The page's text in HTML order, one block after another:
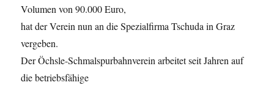
Volumen von 90.000 Euro,
hat der Verein nun an die Spezialfirma Tschuda in Graz
vergeben.
Der Öchsle-Schmalspurbahnverein arbeitet seit Jahren auf
die betriebsfähige